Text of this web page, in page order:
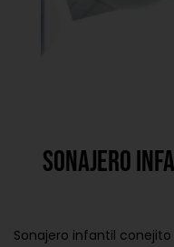
Sonajero
Sonajero infantil conejito